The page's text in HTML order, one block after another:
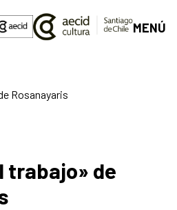
MENÚ
Rosanayaris
trabajo» de